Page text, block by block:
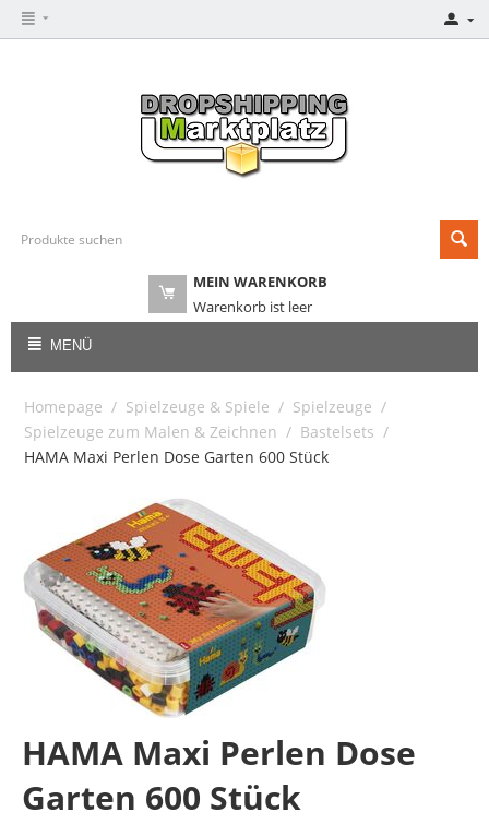
MEIN WARENKORB
Warenkorb ist leer
MENÜ
Homepage / Spielzeuge & Spiele / Spielzeuge /
Spielzeuge zum Malen & Zeichnen / Bastelsets /
HAMA Maxi Perlen Dose Garten 600 Stück
HAMA Maxi Perlen Dose
Garten 600 Stück